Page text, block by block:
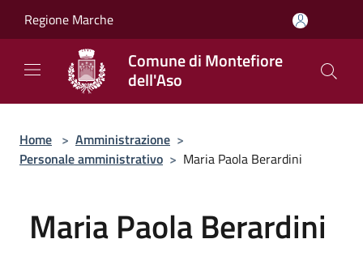
Regione Marche
Comune di Montefiore
dell'Aso
Home > Amministrazione >
Personale amministrativo > Maria Paola Berardini
Maria Paola Berardini